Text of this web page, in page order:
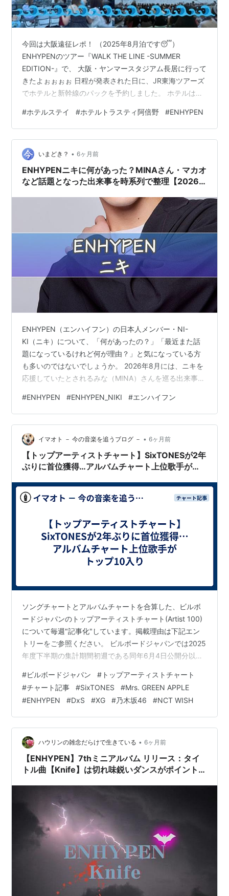
今回は大阪遠征レポ！ （2025年8月泊です😴）
ENHYPENのツアー『WALK THE LINE -SUMMER
EDITION-』で、 大阪・ヤンマースタジアム長居に行って
きたよぉぉぉぉ 日程が発表された日に、JR東海ツアーズ
でホテルと新幹線のパックを予約しました。 ホテルは新
が良いかな？」と ホテルトラスティ大阪阿倍野に決
定！！ 結果、めっちゃ良かったです✨ ⭕️良かった点 ✅ほ
ぼ駅直結で土地勘がなくても安心🙆‍♀️ ✅お土産もゆっくり
見れる！ JR天王寺駅のお土産屋さんが充実してたのと、
りくろーおじさんや551の肉まんが並ばずに買…
#ホテルステイ #ホテルトラスティ阿倍野 #ENHYPEN
いまどき？ • 6ヶ月前
ENHYPENニキに何があった？MINAさん・マカオ
など話題となった出来事を時系列で整理【2026
ENHYPEN（エンハイフン）の日本人メンバー・NI-
KI（ニキ）について、「何があったの？」「最近また話
題になっているけれど何が理由？」と気になっている方
も多いのではないでしょうか。 2026年8月には、ニキを
応援していたとされるみな（MINA）さんを巡る出来事や
2026年1月にはマカオイベントへの出演を巡る話題から
脱退説が広がり、2024年には三一節（3月1日）に関する
発言が話題になるなど、これまでにもさまざまな出来事
が注目されています。 それぞれの出来事は発生した時期
や背景が異なり、SNSでは複数の話題が混ざって語られ
ることも少なくあり…
#ENHYPEN #ENHYPEN_NIKI #エンハイフン
イマオト － 今の音楽を追うブログ － • 6ヶ月前
【トップアーティストチャート】SixTONESが2年
ぶりに首位獲得…アルバムチャート上位歌手がト
ソングチャートとアルバムチャートを合算した、ビルボ
ードジャパンのトップアーティストチャート(Artist 100)
について毎週"記事化"しています。掲載理由は下記エン
トリーをご参照ください。 ビルボードジャパンでは2025
年度下半期の集計期間初週である同年6月4日公開分以
ミング指標においてリカレントルールを導入。Streaming
SongsチャートおよびStreaming Albumsチャート(後者は
未公表)を指標化する際、ソングチャートは総合100位以
内に52週、アルバムチャートでは同26週ランクインした
作品に対し、翌週以降減算処理を施しま…
#ビルボードジャパン # トップアーティストチャート
#チャート記事 #SixTONES #Mrs. GREEN APPLE
#ENHYPEN #DxS #XG #乃木坂46 #NCT WISH
ハウリンの雑念だらけで生きている • 6ヶ月前
【ENHYPEN】7thミニアルバム リリース：タイ
トル曲【Knife】は切れ味鋭いダンスがポイント /